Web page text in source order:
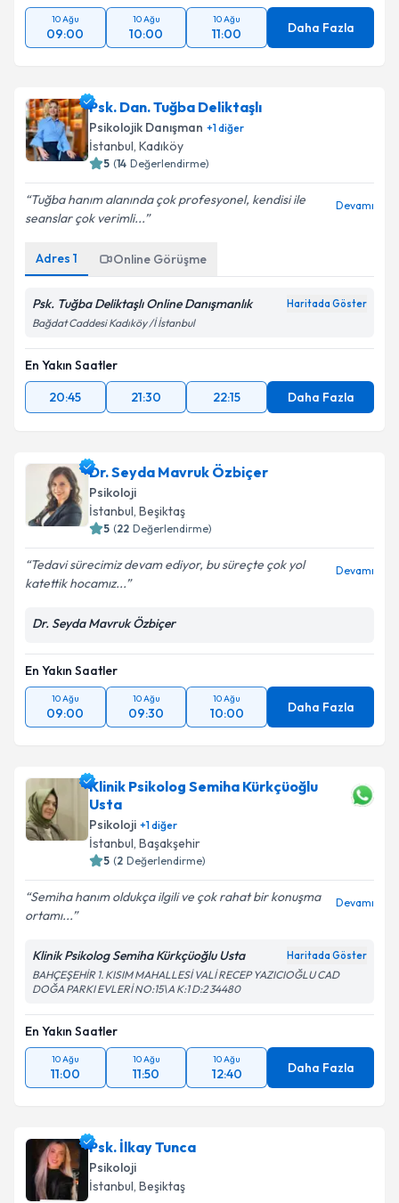
10 Ağu
09:00
10 Ağu
10:00
10 Ağu
11:00 Daha Fazla
Psk. Dan. Tuğba Deliktaşlı
Psikolojik Danışman +1diğer
İstanbul, Kadıköy
5 (14 Değerlendirme)
Tuğba hanım alanında çok profesyonel, kendisi ile
seanslar çok verimli...
Devamı
Adres 1 Online Görüşme
Psk. Tuğba Deliktaşlı Online Danışmanlık Haritada Göster
Bağdat Caddesi Kadıköy /İ İstanbul
En Yakın Saatler
20:45
21:30 22:15 Daha Fazla
Dr. Seyda Mavruk Özbiçer
Psikoloji
İstanbul, Beşiktaş
5 (22 Değerlendirme)
Tedavi sürecimiz devam ediyor, bu süreçte çok yol
katettik hocamız...
Devamı
Dr. Seyda Mavruk Özbiçer
En Yakın Saatler
10 Ağu
09:00
10 Ağu
09:30
10 Ağu
10:00 Daha Fazla
Klinik Psikolog Semiha Kürkçüoğlu
Usta
Psikoloji +1diğer
İstanbul, Başakşehir
5 (2 Değerlendirme)
Semiha hanım oldukça ilgili ve çok rahat bir konuşma
ortamı...
Devamı
Klinik Psikolog Semiha Kürkçüoğlu Usta Haritada Göster
BAHÇEŞEHİR 1. KISIM MAHALLESİ VALİ RECEP YAZICIOĞLU CAD
DOĞA PARKI EVLERİ NO:15\A K:1 D:2 34480
En Yakın Saatler
10 Ağu
11:00
10 Ağu
11:50
10 Ağu
12:40 Daha Fazla
Psk. İlkay Tunca
Psikoloji
İstanbul, Beşiktaş